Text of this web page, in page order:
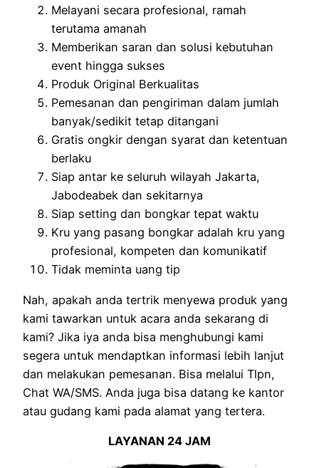
Melayani secara profesional, ramah
terutama amanah
Memberikan saran dan solusi kebutuhan
event hingga sukses
Produk Original Berkualitas
Pemesanan dan pengiriman dalam jumlah
banyak/sedikit tetap ditangani
Gratis ongkir dengan syarat dan ketentuan
berlaku
Siap antar ke seluruh wilayah Jakarta,
Jabodeabek dan sekitarnya
Siap setting dan bongkar tepat waktu
Kru yang pasang bongkar adalah kru yang
profesional, kompeten dan komunikatif
Tidak meminta uang tip
Nah, apakah anda tertrik menyewa produk yang
kami tawarkan untuk acara anda sekarang di
kami? Jika iya anda bisa menghubungi kami
segera untuk mendaptkan informasi lebih lanjut
dan melakukan pemesanan. Bisa melalui Tlpn,
Chat WA/SMS. Anda juga bisa datang ke kantor
atau gudang kami pada alamat yang tertera.
LAYANAN 24 JAM